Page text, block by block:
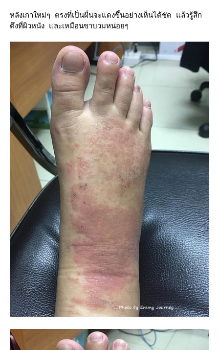
หลังเกาใหม่ๆ ตรงที่เป็นผื่นจะแดงขึ้นอย่างเห็นได้ชัด แล้วรู้สึก
ตึงที่ผิวหนัง และเหมือนขาบวมหน่อยๆ